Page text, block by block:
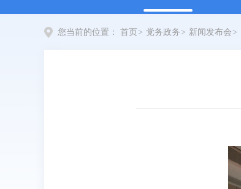
您当前的位置： 首页 > 党务政务 > 新闻发布会 >